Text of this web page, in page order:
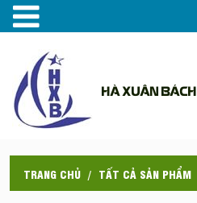
HÀ XUÂN BÁCH
TRANG CHỦ TẤT CẢ SẢN PHẨM